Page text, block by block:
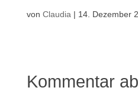
von Claudia | 14. Dezember
Kommentar